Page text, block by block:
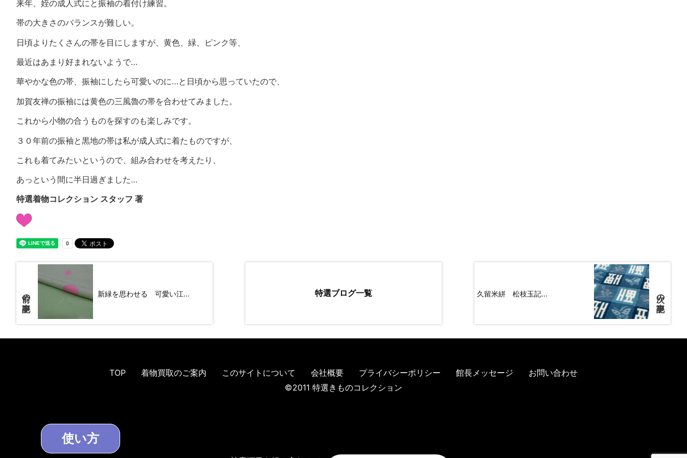
来年、姪の成人式にと振袖の着付け練習。
帯の大きさのバランスが難しい。
日頃よりたくさんの帯を目にしますが、黄色、緑、ピンク等、
最近はあまり好まれないようで…
華やかな色の帯、振袖にしたら可愛いのに…と日頃から思っていたので、
加賀友禅の振袖には黄色の三風魯の帯を合わせてみました。
これから小物の合うものを探すのも楽しみです。
３０年前の振袖と黒地の帯は私が成人式に着たものですが、
これも着てみたいというので、組み合わせを考えたり、
あっという間に半日過ぎました…
特選着物コレクション スタッフ 著
前の記事 新緑を思わせる 可愛い江... 特選ブログ一覧 久留米絣 松枝玉記... 次の記事
TOP 着物買取のご案内 このサイトについて 会社概要 プライバシーポリシー 館長メッセージ
お問い合わせ
©2011 特選きものコレクション
使い方